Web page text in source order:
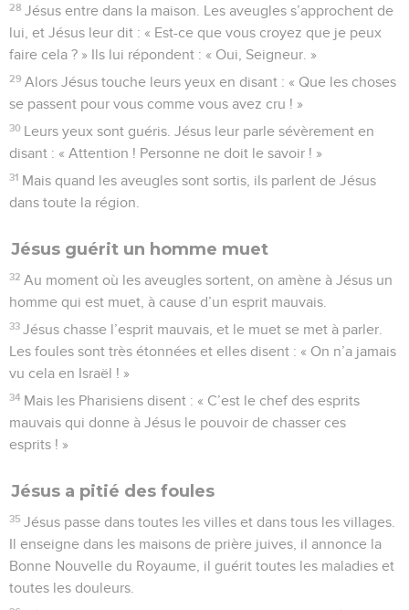
28 Jésus entre dans la maison. Les aveugles s’approchent de
lui, et Jésus leur dit : « Est-ce que vous croyez que je peux
faire cela ? » Ils lui répondent : « Oui, Seigneur. »
29 Alors Jésus touche leurs yeux en disant : « Que les choses
se passent pour vous comme vous avez cru ! »
30 Leurs yeux sont guéris. Jésus leur parle sévèrement en
disant : « Attention ! Personne ne doit le savoir ! »
31 Mais quand les aveugles sont sortis, ils parlent de Jésus
dans toute la région.
Jésus guérit un homme muet
32 Au moment où les aveugles sortent, on amène à Jésus un
homme qui est muet, à cause d’un esprit mauvais.
33 Jésus chasse l’esprit mauvais, et le muet se met à parler.
Les foules sont très étonnées et elles disent : « On n’a jamais
vu cela en Israël ! »
34 Mais les Pharisiens disent : « C’est le chef des esprits
mauvais qui donne à Jésus le pouvoir de chasser ces
esprits ! »
Jésus a pitié des foules
35 Jésus passe dans toutes les villes et dans tous les villages.
Il enseigne dans les maisons de prière juives, il annonce la
Bonne Nouvelle du Royaume, il guérit toutes les maladies et
toutes les douleurs.